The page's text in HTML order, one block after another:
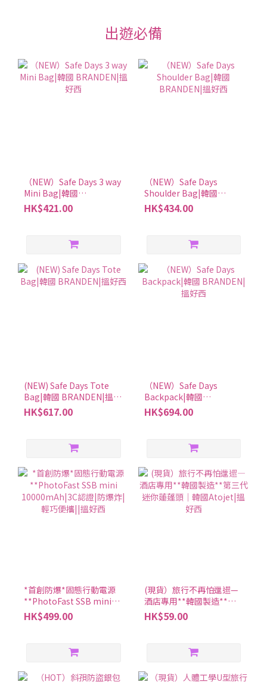
出遊必備
（NEW）Safe Days 3 way
Mini Bag|韓國
BRANDEN|搵好西
HK$421.00
（NEW）Safe Days
Shoulder Bag|韓國
BRANDEN|搵好西
HK$434.00
(NEW) Safe Days Tote
Bag|韓國 BRANDEN|搵好
西
HK$617.00
（NEW）Safe Days
Backpack|韓國
BRANDEN|搵好西
HK$694.00
*首創防爆*固態行動電源
**PhotoFast SSB mini
10000mAh|3C認證|防爆
炸|輕巧便攜||搵好西
HK$499.00
(現貨）旅行不再怕邋遢—
酒店專用**韓國製造**第
三代迷你蓮蓬頭│韓國
Atojet|搵好西
HK$59.00